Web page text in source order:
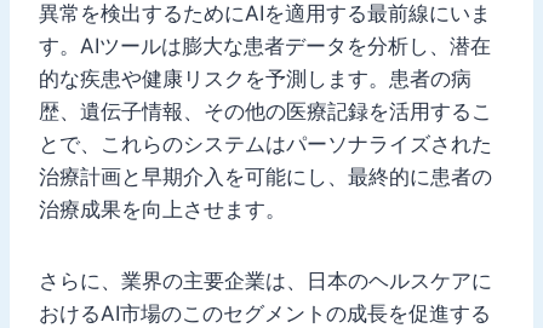
異常を検出するためにAIを適用する最前線にいま
す。AIツールは膨大な患者データを分析し、潜在
的な疾患や健康リスクを予測します。患者の病
歴、遺伝子情報、その他の医療記録を活用するこ
とで、これらのシステムはパーソナライズされた
治療計画と早期介入を可能にし、最終的に患者の
治療成果を向上させます。
さらに、業界の主要企業は、日本のヘルスケアに
おけるAI市場のこのセグメントの成長を促進する